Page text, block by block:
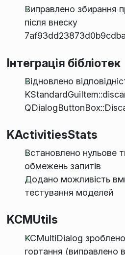
Виправлено збирання
після внеску
Інтеграція бібліотек
Відновлено
KActivitiesStats
Встановлено нульове
обмежень запитів
Додано можливість
тестування моделей
KCMUtils
KCMultiDialog
гортання (виправлено